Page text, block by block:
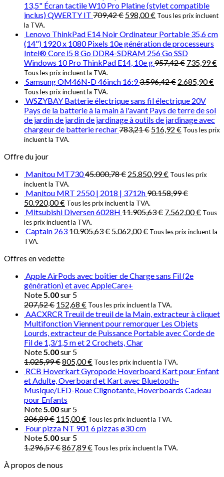
13,5" Écran tactile W10 Pro Platine (stylet compatible
inclus) QWERTY IT 709,42€ 598,00€ Tous les prix incluent
la TVA.
Lenovo ThinkPad E14 Noir Ordinateur Portable 35,6 cm
(14") 1920 x 1080 Pixels 10e génération de processeurs
Intel® Core i5 8 Go DDR4-SDRAM 256 Go SSD
Windows 10 Pro ThinkPad E14, 10e g957,42€ 735,99€
Tous les prix incluent la TVA.
Samsung OM46N-D 46inch 16:93.596,42€ 2.685,90€
Tous les prix incluent la TVA.
WSZYBAY Batterie électrique sans fil électrique 20V
Pays de la batterie à la main à l'avant Pays de terre de sol
de jardin de jardin de jardinage à outils de jardinage avec
chargeur de batterie rechar783,21€ 516,92 € Tous les prix
incluent la TVA.
Offre du jour
Manitou MT73045.000,78€ 25.850,99€ Tous les prix
incluent la TVA.
Manitou MRT 2550 | 2018 | 3712h90.158,99€
50.920,00€ Tous les prix incluent la TVA.
Mitsubishi Diversen 6028H 11.905,63€ 7.562,00€ Tous
les prix incluent la TVA.
Captain 26310.905,63€ 5.062,00€ Tous les prix incluent la
TVA.
Offres en vedette
Apple AirPods avec boîtier de Charge sans Fil (2e
génération) et avec AppleCare+
Note5.00sur 5
207,52€ 152,68 € Tous les prix incluent la TVA.
AACXRCR Treuil de treuil de la Main, extracteur à cliquet
Multifonction Viennent pour remorquer Les Objets
Lourds, extracteur de Puissance Portable avec Corde de
Fil de 1,3/1,5 m et 2 Crochets, Char
Note5.00sur 5
1.025,99€805,00€ Tous les prix incluent la TVA.
RCB Hoverkart Gyropode Hoverboard Kart pour Enfant
et Adulte, Overboard et Kart avec Bluetooth-
Musique/LED-Roue Clignotante, Hoverboards Cadeau
pour Enfants
Note5.00sur 5
206,89€ 115,00€ Tous les prix incluent la TVA.
Four pizza NT 901 6 pizzas ø30 cm
Note5.00sur 5
1.296,57€867,89€ Tous les prix incluent la TVA.
À propos de nous